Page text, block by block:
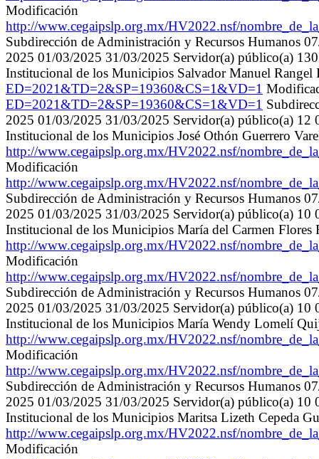
Modificación
http://www.cegaipslp.org.mx/HV2022.nsf/
Subdirección de Administración y Recursos Humanos
2025 01/03/2025 31/03/2025 Servidor(a) público(a)
Institucional de los Municipios Salvador Manuel
ED=2021&TD=2&SP=19360&CS=1&VD=1
ED=2021&TD=2&SP=19360&CS=1&VD=1
2025 01/03/2025 31/03/2025 Servidor(a) público(a) 12
Institucional de los Municipios José Othón Guerrero
http://www.cegaipslp.org.mx/HV2022.nsf/
Modificación
http://www.cegaipslp.org.mx/HV2022.nsf/
Subdirección de Administración y Recursos Humanos
2025 01/03/2025 31/03/2025 Servidor(a) público(a) 10
Institucional de los Municipios María del Carmen Flores
http://www.cegaipslp.org.mx/HV2022.nsf/
Modificación
http://www.cegaipslp.org.mx/HV2022.nsf/
Subdirección de Administración y Recursos Humanos
2025 01/03/2025 31/03/2025 Servidor(a) público(a) 10
Institucional de los Municipios María Wendy Lomelí
http://www.cegaipslp.org.mx/HV2022.nsf/
Modificación
http://www.cegaipslp.org.mx/HV2022.nsf/
Subdirección de Administración y Recursos Humanos
2025 01/03/2025 31/03/2025 Servidor(a) público(a) 10
Institucional de los Municipios Maritsa Lizeth Cepeda
http://www.cegaipslp.org.mx/HV2022.nsf/
Modificación